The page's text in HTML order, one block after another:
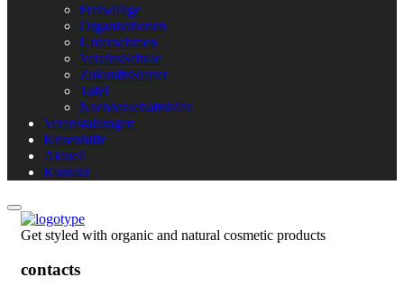
Freiwillige
Organisationen
Unternehmen
VereinsSchule
ZukunftsStarter
Tafel
Nachbarschaftshilfe
Veranstaltungen
Krisenhilfe
Aktuell
Kontakt
Get styled with organic and natural cosmetic products
contacts